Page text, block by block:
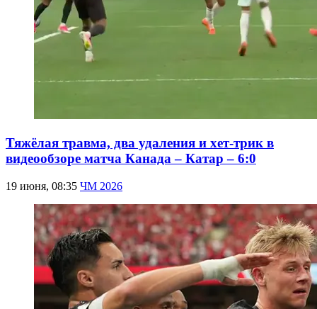
Тяжёлая травма, два удаления и хет-трик в
видеообзоре матча Канада – Катар – 6:0
19 июня, 08:35 ЧМ 2026